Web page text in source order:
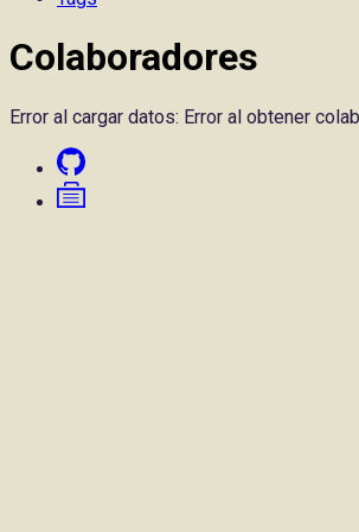
Colaboradores
Error al cargar datos: Error al obtener